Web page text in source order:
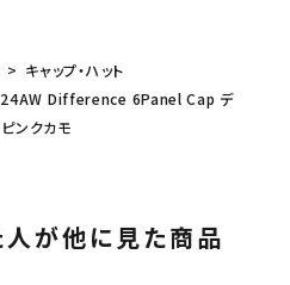
キャップ・ハット
Difference 6Panel Cap デ
ンクカモ
が他に見た商品